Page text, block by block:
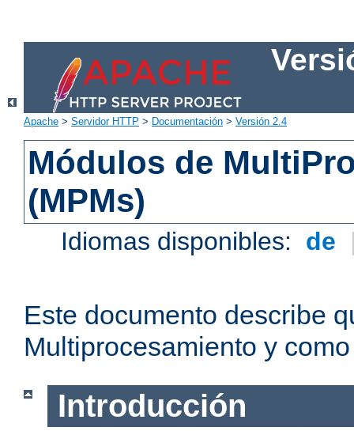
Apache > Servidor HTTP > Documentación > Versión 2.4
Módulos de
(MPMs)
Idiomas disponibles: de
Este documento describe
Multiprocesamiento y
Introducción